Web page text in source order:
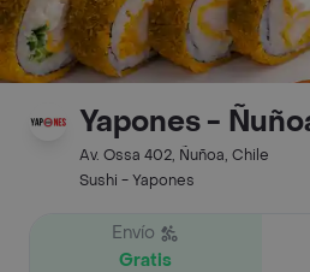
Yapones -
Av. Ossa 402, Ñuñoa, Chile
Sushi - Yapones
Envío
Gratis